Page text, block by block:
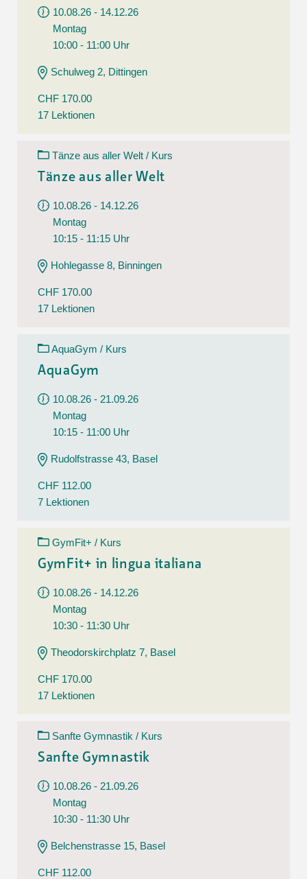
10.08.26 - 14.12.26
Montag
10:00 - 11:00 Uhr
Schulweg 2, Dittingen
CHF 170.00
17 Lektionen
Tänze aus aller Welt / Kurs
Tänze aus aller Welt
10.08.26 - 14.12.26
Montag
10:15 - 11:15 Uhr
Hohlegasse 8, Binningen
CHF 170.00
17 Lektionen
AquaGym / Kurs
AquaGym
10.08.26 - 21.09.26
Montag
10:15 - 11:00 Uhr
Rudolfstrasse 43, Basel
CHF 112.00
7 Lektionen
GymFit+ / Kurs
GymFit+ in lingua italiana
10.08.26 - 14.12.26
Montag
10:30 - 11:30 Uhr
Theodorskirchplatz 7, Basel
CHF 170.00
17 Lektionen
Sanfte Gymnastik / Kurs
Sanfte Gymnastik
10.08.26 - 21.09.26
Montag
10:30 - 11:30 Uhr
Belchenstrasse 15, Basel
CHF 112.00